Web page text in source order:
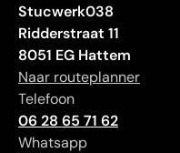
Stucwerk038
Ridderstraat 11
8051 EG Hattem
Naar routeplanner
Telefoon
06 28 65 71 62
Whatsapp